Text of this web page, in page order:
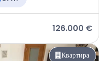
126.000 €
Квартира